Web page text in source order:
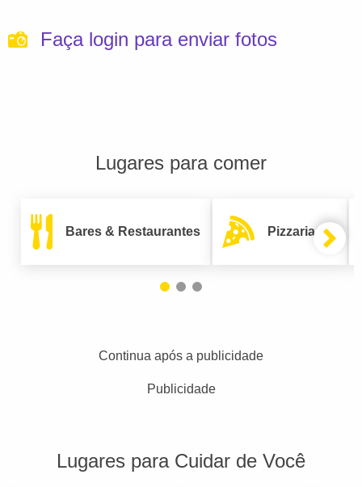
Faça login para enviar fotos
Lugares para comer
Bares & Restaurantes Pizzarias
Continua após a publicidade
Publicidade
Lugares para Cuidar de Você